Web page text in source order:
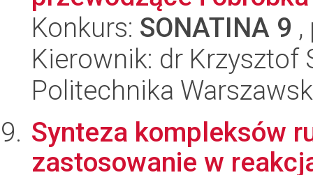
Konkurs: SONATINA 9
Kierownik: dr Krzysztof
Politechnika
Synteza kompleksów
zastosowanie w